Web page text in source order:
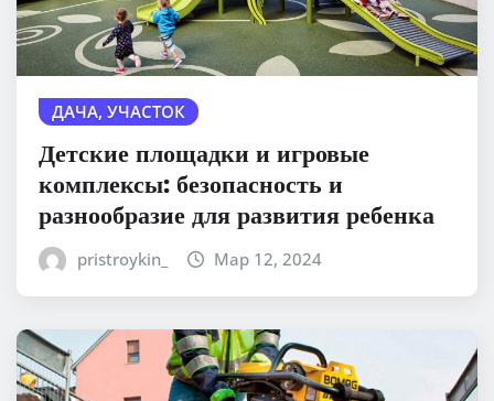
ДАЧА, УЧАСТОК
Детские площадки и игровые
комплексы: безопасность и
разнообразие для развития ребенка
pristroykin_ Мар 12, 2024